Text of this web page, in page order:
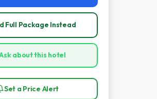
Full Package Instead
about this hotel
Set a Price Alert